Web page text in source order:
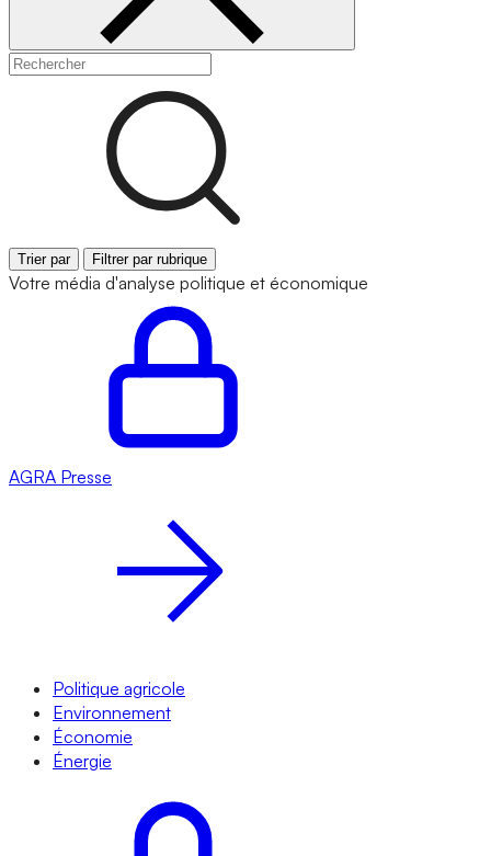
Trier par Filtrer par rubrique
Votre média d'analyse politique et économique
AGRA Presse
Politique agricole
Environnement
Économie
Énergie